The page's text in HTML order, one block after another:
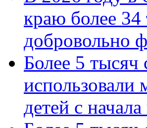
краю более 34
добровольно
Более 5 тысяч
использовали
детей с